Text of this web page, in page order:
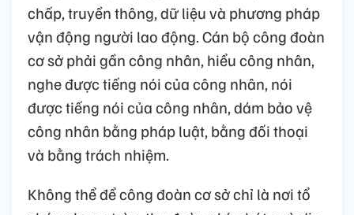
chấp, truyền thông, dữ liệu và phương pháp
vận động người lao động. Cán bộ công đoàn
cơ sở phải gần công nhân, hiểu công nhân,
nghe được tiếng nói của công nhân, nói
được tiếng nói của công nhân, dám bảo vệ
công nhân bằng pháp luật, bằng đối thoại
và bằng trách nhiệm.
Không thể để công đoàn cơ sở chỉ là nơi tổ